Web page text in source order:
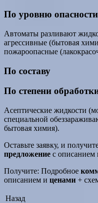
По уровню опасности
Автоматы разливают
агрессивные (бытовая
пожароопасные
По составу
По степени
Асептические жидкости
специальной
бытовая химия).
Оставьте заявку, и
предложение с описанием
Получите: Подробное
описанием и ценами +
Назад